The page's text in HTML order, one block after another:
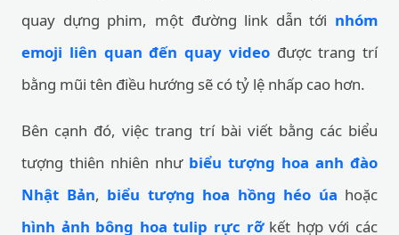
quay dựng phim, một đường link dẫn tới nhóm
emoji liên quan đến quay videođược trang trí
bằng mũi tên điều hướng sẽ có tỷ lệ nhấp cao hơn.
Bên cạnh đó, việc trang trí bài viết bằng các biểu
tượng thiên nhiên như biểu tượng hoa anh đào
Nhật Bản, biểu tượng hoa hồng héo úa hoặc
hình ảnh bông hoa tulip rực rỡkết hợp với các